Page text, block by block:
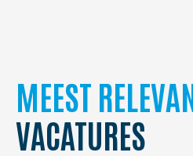
MEEST
VACATURES